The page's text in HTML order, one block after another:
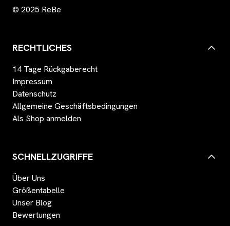
© 2025 ReBe
RECHTLICHES
14 Tage Rückgaberecht
Impressum
Datenschutz
Allgemeine Geschäftsbedingungen
Als Shop anmelden
SCHNELLZUGRIFFE
Über Uns
Größentabelle
Unser Blog
Bewertungen